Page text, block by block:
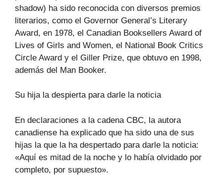
shadow) ha sido reconocida con diversos premios
literarios, como el Governor General’s Literary
Award, en 1978, el Canadian Booksellers Award of
Lives of Girls and Women, el National Book Critics
Circle Award y el Giller Prize, que obtuvo en 1998,
además del Man Booker.
Su hija la despierta para darle la noticia
En declaraciones a la cadena CBC, la autora
canadiense ha explicado que ha sido una de sus
hijas la que la ha despertado para darle la noticia:
«Aquí es mitad de la noche y lo había olvidado por
completo, por supuesto».